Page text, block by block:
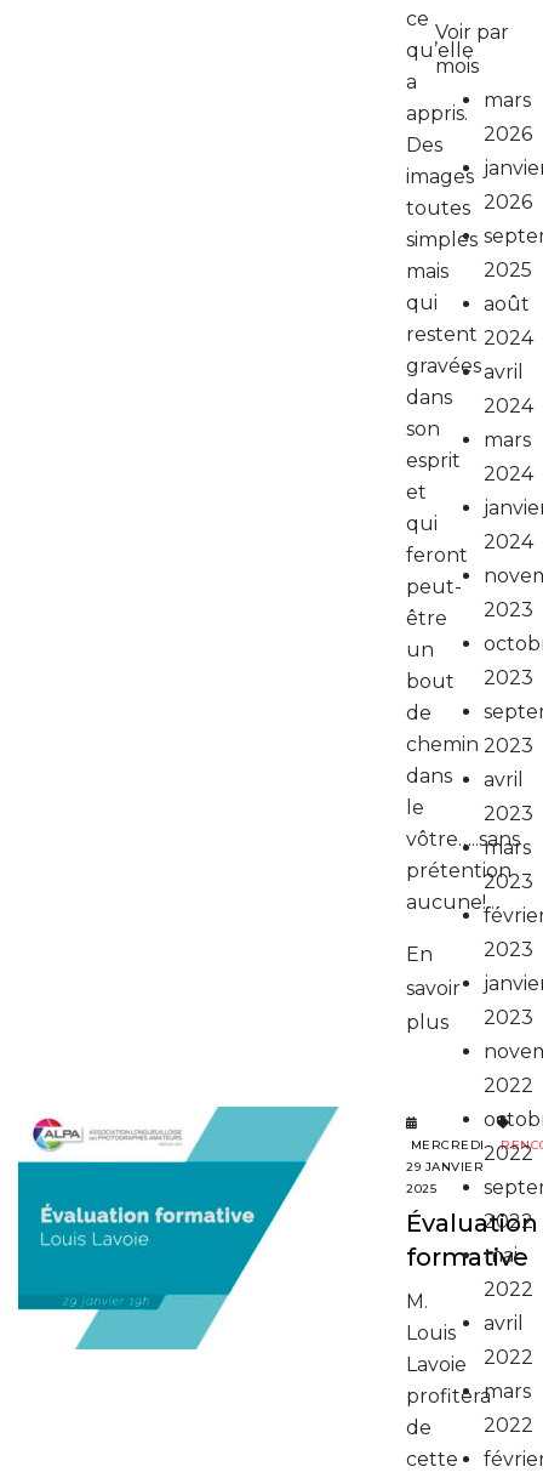
ce
qu’elle
a
appris.
Des
images
toutes
simples
mais
qui
restent
gravées
dans
son
esprit
et
qui
feront
peut-
être
un
bout
de
chemin
dans
le
vôtre…..sans
prétention
aucune!…
En
savoir
plus
MERCREDI
29 JANVIER
2025
Évaluation
formative
M.
Louis
Lavoie
profitera
de
cette
Voir par
mois
mars
2026
2026
2025
août
2024
avril
2024
mars
2024
2024
2023
2023
2023
avril
2023
mars
2023
2023
2023
2022
2022
2022
mai
2022
avril
2022
mars
2022